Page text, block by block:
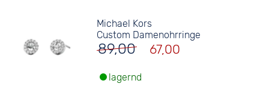
Michael Kors
Custom Damenohrringe
89,00 67,00
lagernd